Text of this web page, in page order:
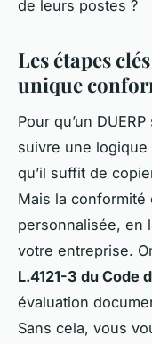
de leurs postes ?
Les étapes
unique
Pour qu’un
suivre une
qu’il suffit de
Mais la conformité
personnalisée, en
votre entreprise.
L.4121-3 du Code
évaluation
Sans cela, vous